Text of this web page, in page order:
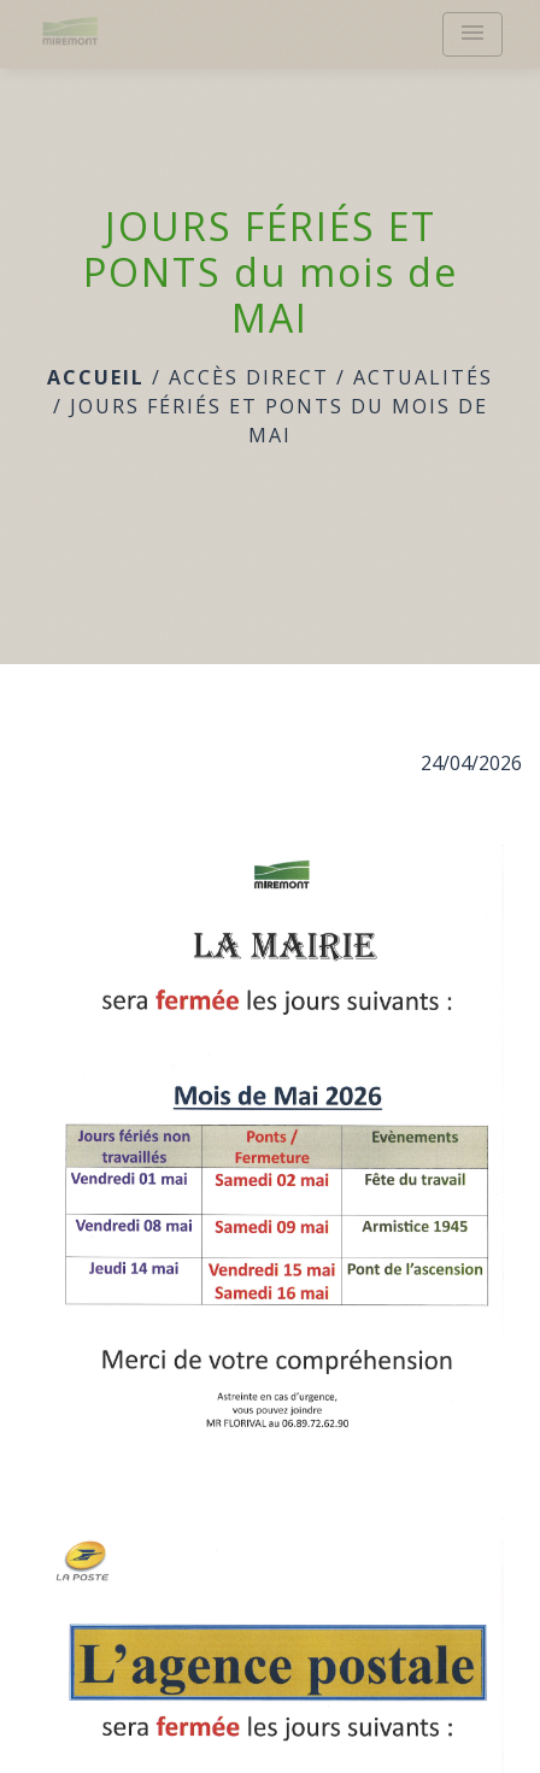
menu
JOURS FÉRIÉS ET
PONTS du mois de
MAI
ACCUEIL / ACCÈS DIRECT / ACTUALITÉS
/ JOURS FÉRIÉS ET PONTS DU MOIS DE
MAI
24/04/2026